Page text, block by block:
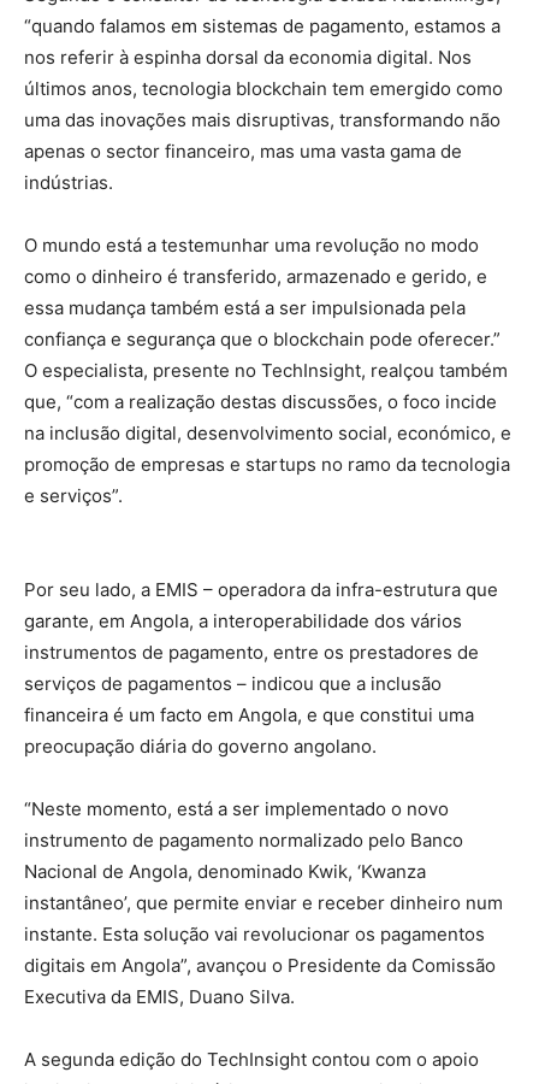
“quando falamos em sistemas de pagamento, estamos a
nos referir à espinha dorsal da economia digital. Nos
últimos anos, tecnologia blockchain tem emergido como
uma das inovações mais disruptivas, transformando não
apenas o sector financeiro, mas uma vasta gama de
indústrias.
O mundo está a testemunhar uma revolução no modo
como o dinheiro é transferido, armazenado e gerido, e
essa mudança também está a ser impulsionada pela
confiança e segurança que o blockchain pode oferecer.”
O especialista, presente no TechInsight, realçou também
que, “com a realização destas discussões, o foco incide
na inclusão digital, desenvolvimento social, económico, e
promoção de empresas e startups no ramo da tecnologia
e serviços”.
Por seu lado, a EMIS – operadora da infra-estrutura que
garante, em Angola, a interoperabilidade dos vários
instrumentos de pagamento, entre os prestadores de
serviços de pagamentos – indicou que a inclusão
financeira é um facto em Angola, e que constitui uma
preocupação diária do governo angolano.
“Neste momento, está a ser implementado o novo
instrumento de pagamento normalizado pelo Banco
Nacional de Angola, denominado Kwik, ‘Kwanza
instantâneo’, que permite enviar e receber dinheiro num
instante. Esta solução vai revolucionar os pagamentos
digitais em Angola”, avançou o Presidente da Comissão
Executiva da EMIS, Duano Silva.
A segunda edição do TechInsight contou com o apoio